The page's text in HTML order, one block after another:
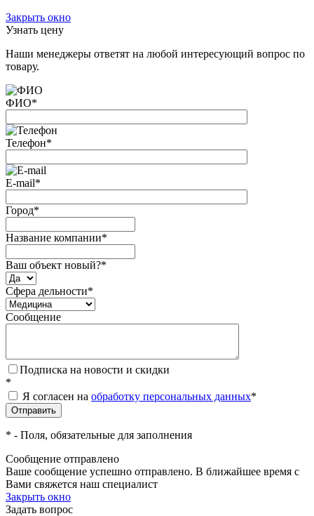
Закрыть окно
Узнать цену
Наши менеджеры ответят на любой интересующий вопрос по
товару.
ФИО*
Телефон*
E-mail*
Город*
Название компании*
Ваш объект новый?*
Сфера дельности*
Сообщение
Подписка на новости и скидки
*
Я согласен на обработку персональных данных*
* - Поля, обязательные для заполнения
Сообщение отправлено
Ваше сообщение успешно отправлено. В ближайшее время с
Вами свяжется наш специалист
Закрыть окно
Задать вопрос